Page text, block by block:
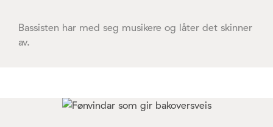
Bassisten har med seg musikere og låter det skinner
av.